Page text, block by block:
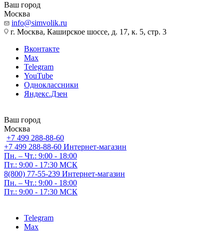
Ваш город
Москва
info@simvolik.ru
г. Москва, Каширское шоссе, д. 17, к. 5, стр. 3
Вконтакте
Max
Telegram
YouTube
Одноклассники
Яндекс.Дзен
Ваш город
Москва
+7 499 288-88-60
+7 499 288-88-60 Интернет-магазин
Пн. – Чт.: 9:00 - 18:00
Пт.: 9:00 - 17:30 МСК
8(800) 77-55-239 Интернет-магазин
Пн. – Чт.: 9:00 - 18:00
Пт.: 9:00 - 17:30 МСК
Telegram
Max